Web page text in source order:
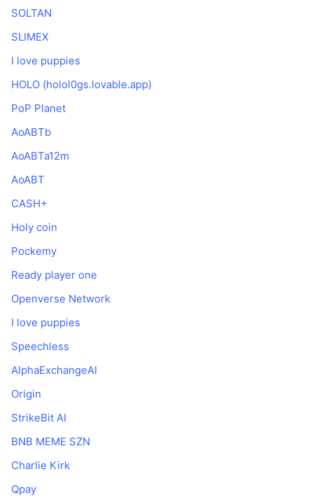
SOLTAN
SLIMEX
I love puppies
HOLO (holol0gs.lovable.app)
PoP Planet
AoABTb
AoABTa12m
AoABT
CASH+
Holy coin
Pockemy
Ready player one
Openverse Network
I love puppies
Speechless
AlphaExchangeAI
Origin
StrikeBit AI
BNB MEME SZN
Charlie Kirk
Qpay